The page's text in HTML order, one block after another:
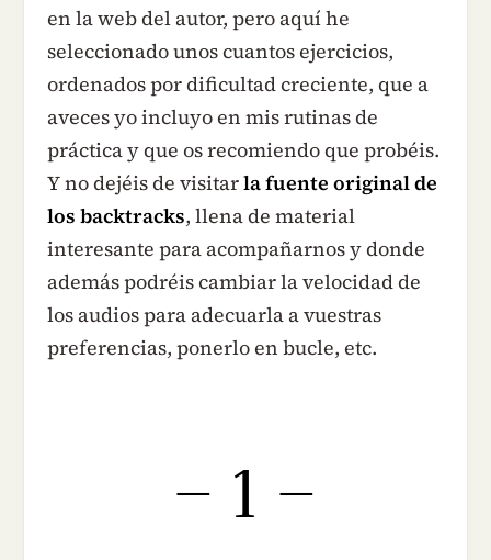
en la web del autor, pero aquí he
seleccionado unos cuantos ejercicios,
ordenados por dificultad creciente, que a
aveces yo incluyo en mis rutinas de
práctica y que os recomiendo que probéis.
Y no dejéis de visitarla fuente original de
los backtracks, llena de material
interesante para acompañarnos y donde
además podréis cambiar la velocidad de
los audios para adecuarla a vuestras
preferencias, ponerlo en bucle, etc.
– 1 –